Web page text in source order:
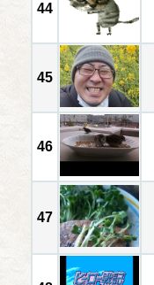
44
45
46
47